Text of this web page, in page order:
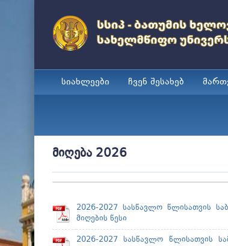
სიახლეები ჩვენ შესახებ
მიღება 2026
2026-2027 სასწავლო წლისათვის
მიღების წესი
2026-2027 სასწავლო წლისათვის